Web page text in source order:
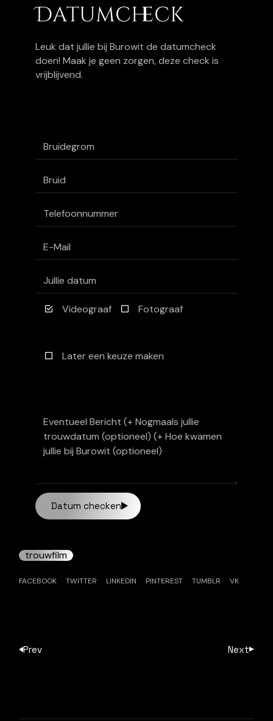
Datumcheck
Leuk dat jullie bij Burowit de datumcheck
doen! Maak je geen zorgen, deze check is
vrijblijvend.
Videograaf Fotograaf
Later een keuze maken
Datum checken
trouwfilm
FACEBOOK TWITTER LINKEDIN PINTEREST TUMBLR VK
Prev Next